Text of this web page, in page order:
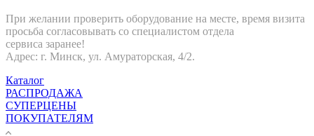
При желании проверить оборудование на месте, время визита
просьба согласовывать со специалистом отдела
сервиса заранее!
Адрес: г. Минск, ул. Амураторская, 4/2.
Каталог
РАСПРОДАЖА
СУПЕРЦЕНЫ
ПОКУПАТЕЛЯМ